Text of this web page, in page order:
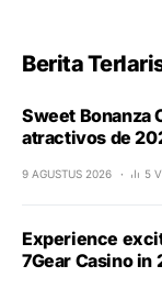
Berita
Sweet Bonanza
atractivos de
9 AGUSTUS 2026 5
Experience
7Gear Casino in